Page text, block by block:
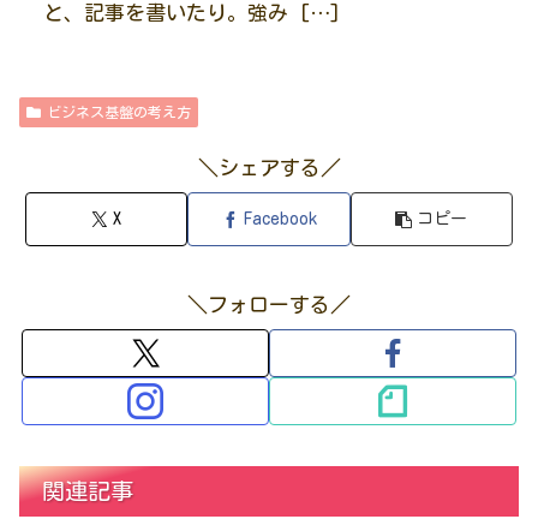
と、記事を書いたり。強み […]
ビジネス基盤の考え方
＼シェアする／
X Facebook コピー
＼フォローする／
関連記事